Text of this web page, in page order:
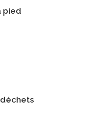
pied